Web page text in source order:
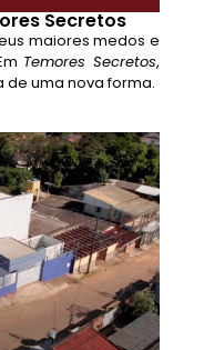
Secretos
maiores medos e
Temores Secretos,
de uma nova forma.